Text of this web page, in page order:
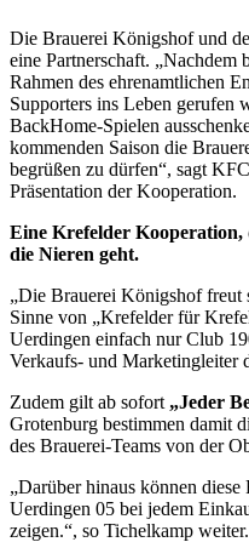
Die Brauerei Königshof und
eine Partnerschaft. „Nachdem
Rahmen des ehrenamtlichen
Supporters ins Leben gerufen
BackHome-Spielen
kommenden Saison die
begrüßen zu dürfen“, sagt
Präsentation der Kooperation.
Eine Krefelder
die Nieren geht.
„Die Brauerei Königshof freut
Sinne von „Krefelder für
Uerdingen einfach nur Club
Verkaufs- und Marketingleiter
Zudem gilt ab sofort „Jeder
Grotenburg bestimmen damit
des Brauerei-Teams von der
„Darüber hinaus können
Uerdingen 05 bei jedem
zeigen.“, so Tichelkamp weiter.